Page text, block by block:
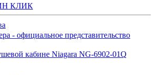
КЛИК
- официальное представительство
кабине Niagara NG-6902-01Q